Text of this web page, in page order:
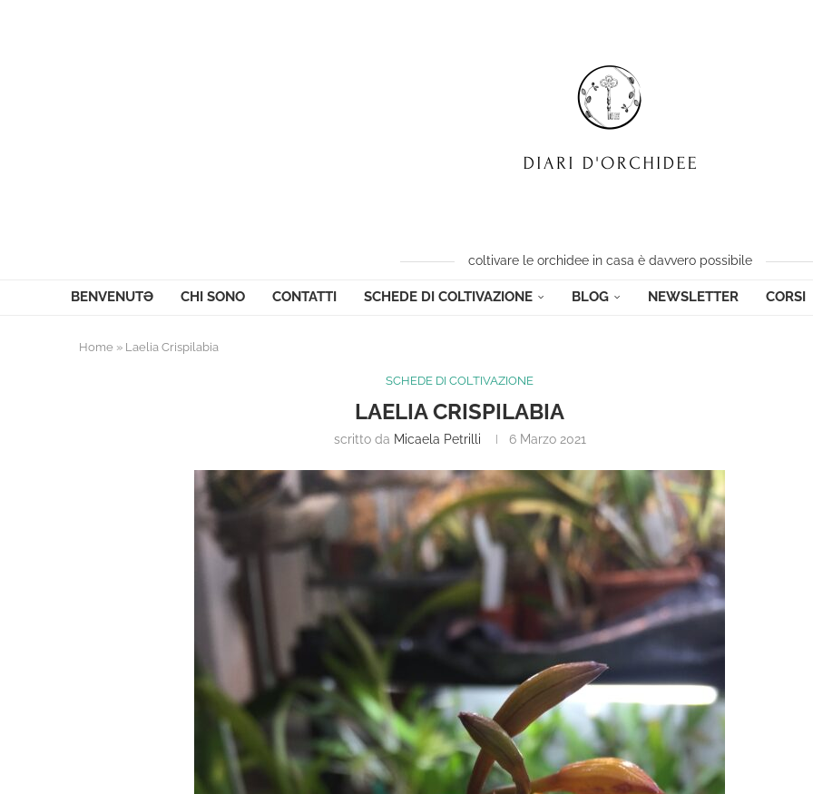
coltivare le orchidee in casa è davvero possibile
BENVENUTƏ CHI SONO CONTATTI SCHEDE DI COLTIVAZIONE BLOG NEWSLETTER CORSI
Home » Laelia Crispilabia
SCHEDE DI COLTIVAZIONE
LAELIA CRISPILABIA
scritto da Micaela Petrilli 6 Marzo 2021